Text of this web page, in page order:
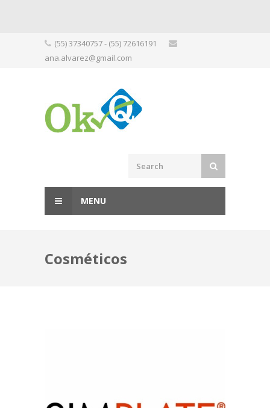
(55) 37340757 - (55) 72616191
ana.alvarez@gmail.com
MENU
Cosméticos